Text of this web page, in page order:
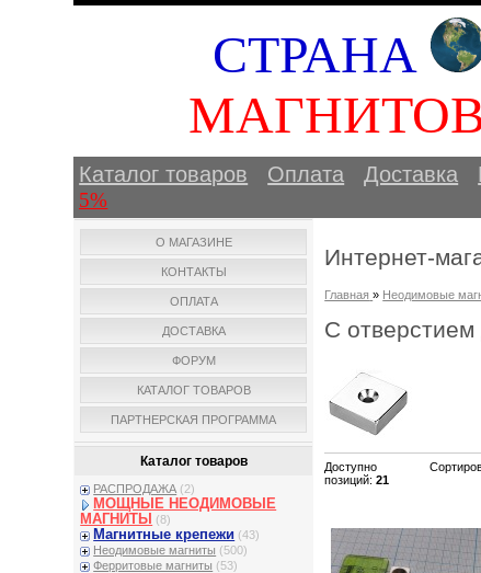
СТРАНА
Каталог товаров Оплата Доставка
5%
О МАГАЗИНЕ
КОНТАКТЫ
ОПЛАТА
ДОСТАВКА
ФОРУМ
КАТАЛОГ ТОВАРОВ
ПАРТНЕРСКАЯ ПРОГРАММА
Каталог товаров
РАСПРОДАЖА (2)
МОЩНЫЕ НЕОДИМОВЫЕ
МАГНИТЫ
(8)
Магнитные крепежи (43)
Неодимовые магниты (500)
Ферритовые магниты (53)
Интернет-
Главная » Неодимовые
С отверстием
Доступно
позиций:21